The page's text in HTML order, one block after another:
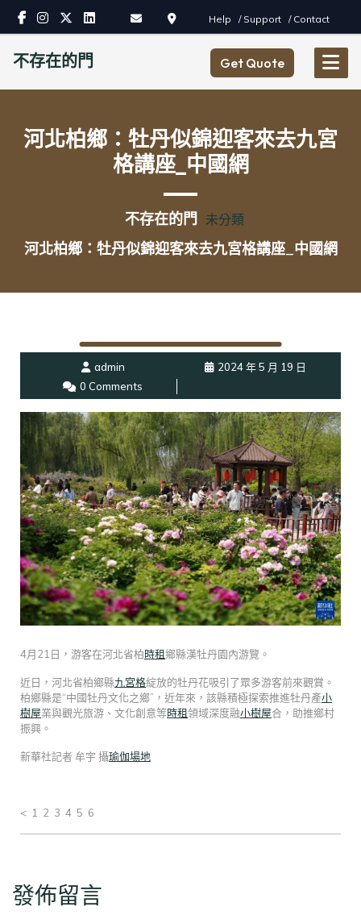
Skip
content
Help / Support / Contact
不存在的門 Get Quote
河北柏鄉：牡丹似錦迎客來去九宮
格講座_中國網
不存在的門 未分類
河北柏鄉：牡丹似錦迎客來去九宮格講座_中國網
admin
2024 年 5 月 19 日
0 Comments
4月21日，游客在河北省柏時租鄉縣漢牡丹園內游覽。
近日，河北省柏鄉縣九宮格綻放的牡丹花吸引了眾多游客前來觀賞。
柏鄉縣是“中國牡丹文化之鄉”，近年來，該縣積極探索推進牡丹產小
樹屋業與觀光旅游、文化創意等時租領域深度融小樹屋合，助推鄉村
振興。
新華社記者 牟宇 攝瑜伽場地
< 1 2 3 4 5 6
發佈留言